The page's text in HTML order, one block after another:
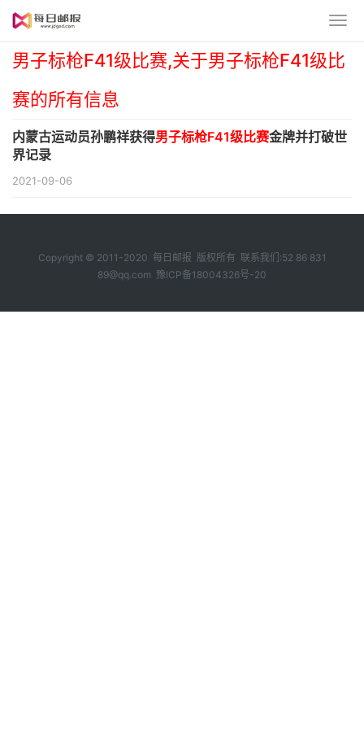
男子标枪F41级比赛,关于男子标枪F41级比
赛的所有信息
内蒙古运动员孙鹏祥获得男子标枪F41级比赛金牌并打破世
界记录
2021-09-06
Copyright © 2011-2020 每日邮报 版权所有 联系我们:52 86 831
89@qq.com 豫ICP备18004326号-20